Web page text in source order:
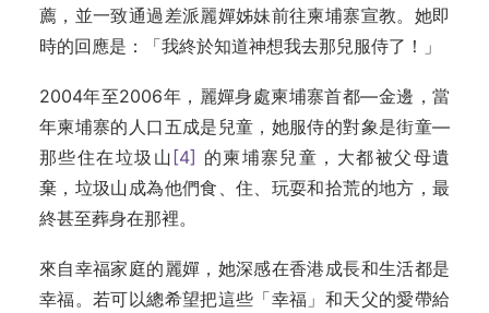
薦，並一致通過差派麗嬋姊妹前往柬埔寨宣教。她即
時的回應是：「我終於知道神想我去那兒服侍了！」
2004年至2006年，麗嬋身處柬埔寨首都—金邊，當
年柬埔寨的人口五成是兒童，她服侍的對象是街童—
那些住在垃圾山 [4] 的柬埔寨兒童，大都被父母遺
棄，垃圾山成為他們食、住、玩耍和拾荒的地方，最
終甚至葬身在那裡。
來自幸福家庭的麗嬋，她深感在香港成長和生活都是
幸福。若可以總希望把這些「幸福」和天父的愛帶給